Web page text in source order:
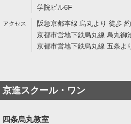
学院ビル6F
阪急京都本線 烏丸より 徒歩
京都市営地下鉄烏丸線 烏丸御
京都市営地下鉄烏丸線 五条よ
京進スクール・ワン
四条烏丸教室